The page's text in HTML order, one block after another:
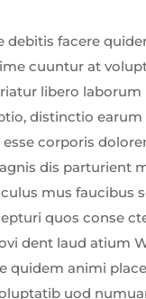
debitis facere
cuuntur at
libero laborum
distinctio
esse corporis
dis parturient
mus faucibus
quos conse
dent laud atium
quidem animi
uod